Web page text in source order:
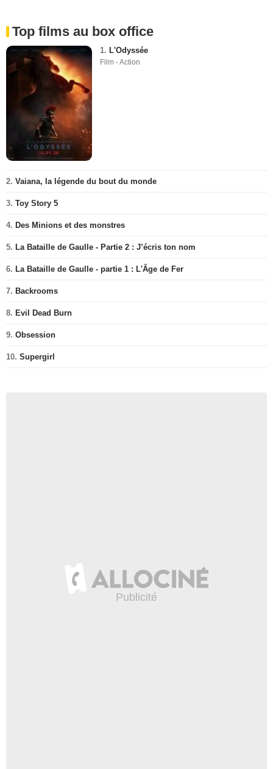
Top films au box office
1. L'Odyssée
Film - Action
2. Vaiana, la légende du bout du monde
3. Toy Story 5
4. Des Minions et des monstres
5. La Bataille de Gaulle - Partie 2 : J’écris ton nom
6. La Bataille de Gaulle - partie 1 : L'Âge de Fer
7. Backrooms
8. Evil Dead Burn
9. Obsession
10. Supergirl